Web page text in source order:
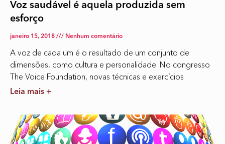
Voz saudável é aquela produzida sem
esforço
janeiro 15, 2018 Nenhum comentário
A voz de cada um é o resultado de um conjunto de
dimensões, como cultura e personalidade. No congresso
The Voice Foundation, novas técnicas e exercícios
Leia mais +